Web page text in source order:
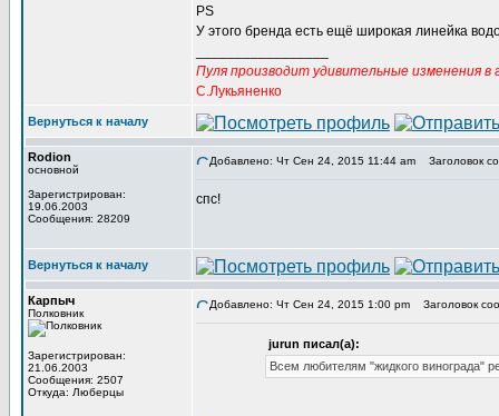
PS
У этого бренда есть ещё широкая линейка
Пуля производит удивительные изменения в
С.Лукьяненко
Вернуться к началу
Rodion
основной
Зарегистрирован:
19.06.2003
Сообщения: 28209
Добавлено: Чт Сен 24, 2015 11:44 am Заголовок
спс!
Вернуться к началу
Карпыч
Полковник
Зарегистрирован:
21.06.2003
Сообщения: 2507
Откуда: Люберцы
Добавлено: Чт Сен 24, 2015 1:00 pm Заголовок
jurun писал(а):
Всем любителям "жидкого винограда"